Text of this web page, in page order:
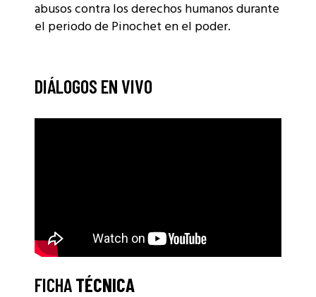
abusos contra los derechos humanos durante
el periodo de Pinochet en el poder.
DIÁLOGOS EN VIVO
FICHATÉCNICA